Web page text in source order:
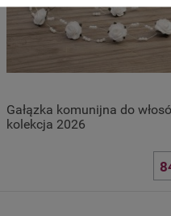
Gałązka komunijna do
kolekcja 2026